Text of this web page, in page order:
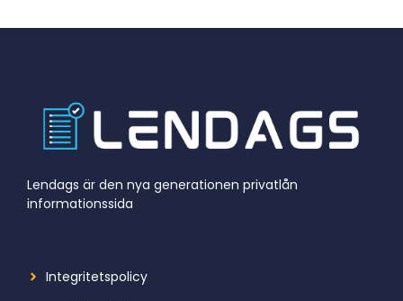
Lendags är den nya generationen privatlån
informationssida
Integritetspolicy